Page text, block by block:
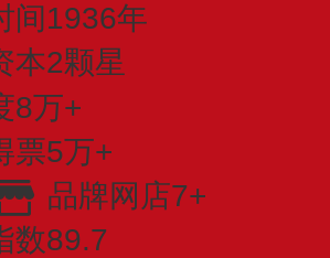
间1936年
本2颗星
8万+
票5万+
品牌网店7+
数89.7